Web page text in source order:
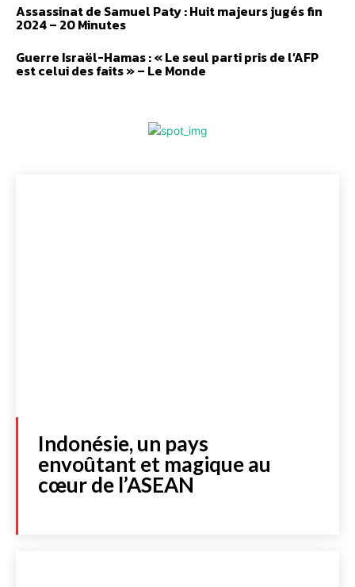
Assassinat de Samuel Paty : Huit majeurs jugés fin
2024 – 20 Minutes
Guerre Israël-Hamas : « Le seul parti pris de l’AFP
est celui des faits » – Le Monde
Indonésie, un pays
envoûtant et magique au
cœur de l’ASEAN